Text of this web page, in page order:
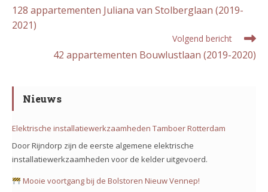
artikelen
128 appartementen Juliana van Stolberglaan (2019-
2021)
Volgend bericht
42 appartementen Bouwlustlaan (2019-2020)
Nieuws
Elektrische installatiewerkzaamheden Tamboer Rotterdam
Door Rijndorp zijn de eerste algemene elektrische
installatiewerkzaamheden voor de kelder uitgevoerd.
Mooie voortgang bij de Bolstoren Nieuw Vennep!